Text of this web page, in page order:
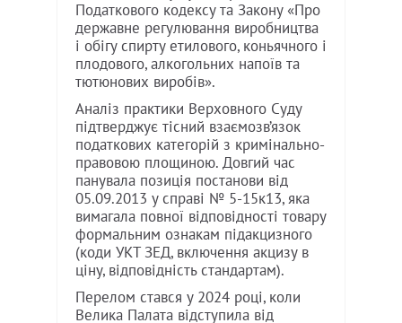
Податкового кодексу та Закону «Про
державне регулювання виробництва
і обігу спирту етилового, коньячного і
плодового, алкогольних напоїв та
тютюнових виробів».
Аналіз практики Верховного Суду
підтверджує тісний взаємозв’язок
податкових категорій з кримінально-
правовою площиною. Довгий час
панувала позиція постанови від
05.09.2013 у справі № 5-15к13, яка
вимагала повної відповідності товару
формальним ознакам підакцизного
(коди УКТ ЗЕД, включення акцизу в
ціну, відповідність стандартам).
Перелом стався у 2024 році, коли
Велика Палата відступила від